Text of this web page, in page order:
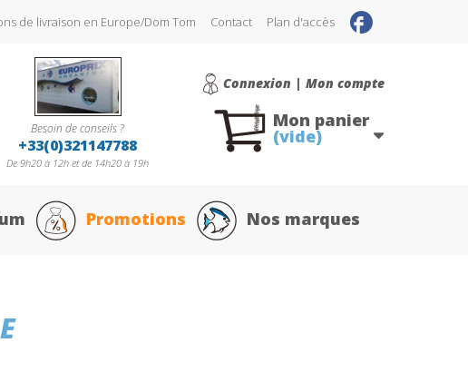
de livraison en Europe/Dom Tom Contact Plan d'accès
Connexion | Mon compte
Besoin de conseils ?
+33(0)321147788
De 9h20 à 12h et de 14h20 à 19h
Mon panier
(vide)
Promotions Nos marques